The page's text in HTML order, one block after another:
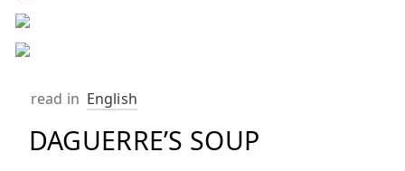
read in English
DAGUERRE’S SOUP